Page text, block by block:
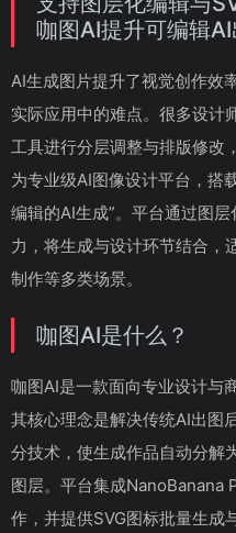
咖图AI提升可编辑
AI生成图片提升了视觉创作效
实际应用中的难点。很多设计
工具进行分层调整与排版修改
为专业级AI图像设计平台，搭
编辑的AI生成”。平台通过图
力，将生成与设计环节结合，
制作等多类场景。
咖图AI是什么？
咖图AI是一款面向专业设计与
其核心理念是解决传统AI出图
分技术，使生成作品自动分解
图层。平台集成NanoBanana
作，并提供SVG图标批量生成